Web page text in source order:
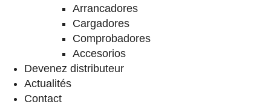
Arrancadores
Cargadores
Comprobadores
Accesorios
Devenez distributeur
Actualités
Contact